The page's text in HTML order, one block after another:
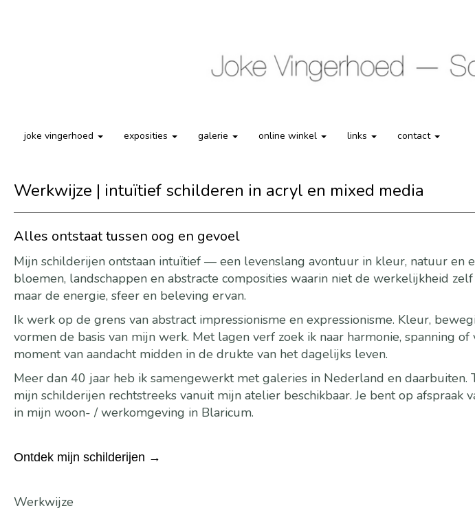
joke vingerhoed exposities galerie online winkel links contact
Werkwijze | intuïtief schilderen in acryl en mixed media
Alles ontstaat tussen oog en gevoel
Mijn schilderijen ontstaan intuïtief — een levenslang avontuur in kleur, natuur en
bloemen, landschappen en abstracte composities waarin niet de werkelijkheid zelf
maar de energie, sfeer en beleving ervan.
Ik werk op de grens van abstract impressionisme en expressionisme. Kleur,
vormen de basis van mijn werk. Met lagen verf zoek ik naar harmonie, spanning
moment van aandacht midden in de drukte van het dagelijks leven.
Meer dan 40 jaar heb ik samengewerkt met galeries in Nederland en daarbuiten.
mijn schilderijen rechtstreeks vanuit mijn atelier beschikbaar. Je bent op afspraak
in mijn woon- / werkomgeving in Blaricum.
Ontdek mijn schilderijen →
Werkwijze